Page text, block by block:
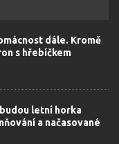
dále. Kromě
s hřebíčkem
letní horka
a načasované